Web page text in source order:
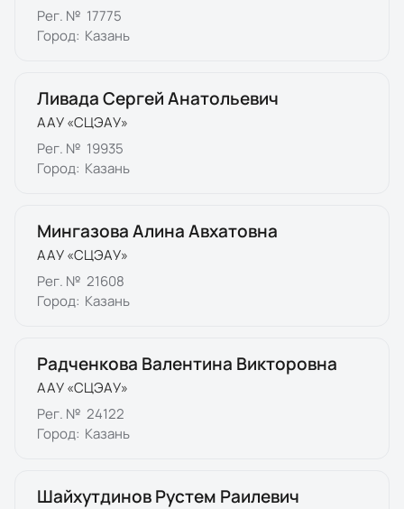
Рег. № 17775
Город: Казань
Ливада Сергей Анатольевич
ААУ «СЦЭАУ»
Рег. № 19935
Город: Казань
Мингазова Алина Авхатовна
ААУ «СЦЭАУ»
Рег. № 21608
Город: Казань
Радченкова Валентина Викторовна
ААУ «СЦЭАУ»
Рег. № 24122
Город: Казань
Шайхутдинов Рустем Раилевич